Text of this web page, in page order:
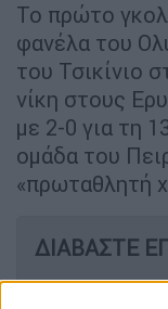
Το πρώτο
φανέλα του
του Τσικίνιο
νίκη στους
με 2-0 για τη
ομάδα του
«πρωταθλητή
ΔΙΑΒΑΣΤΕ